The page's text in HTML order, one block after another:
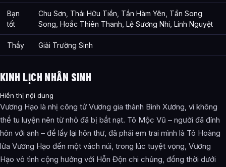
Bạn
tốt
Chu Sơn, Thái Hữu Tiền, Tần Hàm Yên, Tần Song
Song, Hoắc Thiên Thanh, Lệ Sương Nhi, Linh Nguyệt
Thầy Giải Trường Sinh
KINH LỊCH NHÂN SINH
Hiển thị nội dung
Vương Hạo là nhị công tử Vương gia thành Bình Xương, vì không
thể tu luyện nên từ nhỏ đã bị bắt nạt. Tô Mộc Vũ – người đã đính
hôn với anh – để lấy lại hôn thư, đã phái em trai mình là Tô Hoàng
lừa Vương Hạo đến một vách núi, trong lúc tuyệt vọng, Vương
Hạo vô tình cộng hưởng với Hỗn Độn chi chủng, đồng thời dưới